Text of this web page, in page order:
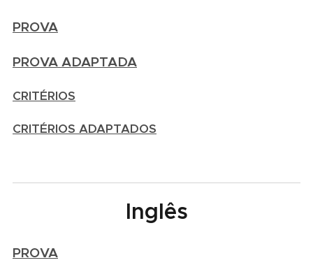
PROVA
PROVA ADAPTADA
CRITÉRIOS
CRITÉRIOS ADAPTADOS
Inglês
PROVA